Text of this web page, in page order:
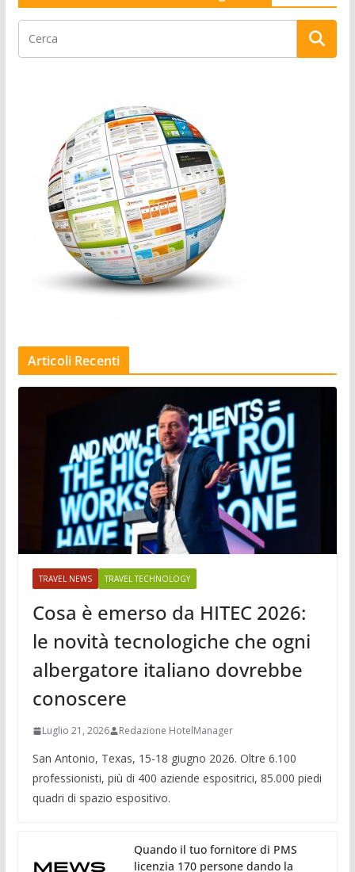
Articoli Recenti
TRAVEL NEWS TRAVEL TECHNOLOGY
Cosa è emerso da HITEC 2026:
le novità tecnologiche che ogni
albergatore italiano dovrebbe
conoscere
Luglio 21, 2026 Redazione HotelManager
San Antonio, Texas, 15-18 giugno 2026. Oltre 6.100
professionisti, più di 400 aziende espositrici, 85.000 piedi
quadri di spazio espositivo.
Quando il tuo fornitore di PMS
licenzia 170 persone dando la